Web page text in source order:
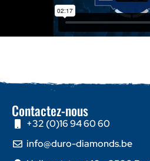
Contactez-nous
+32 (0)16 94 60 60
info@duro-diamonds.be